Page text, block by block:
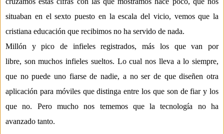
situaban en el sexto puesto en la escala del vicio, vemos que la
cristiana educación que recibimos no ha servido de nada.
Millón y pico de infieles registrados, más los que van por
libre, sonmuchos infieles sueltos. Lo cual nos lleva a lo siempre,
que no puede uno fiarse de nadie, a no ser de que diseñen otra
aplicación para móviles que distinga entre los que son de fiar y los
que no. Pero mucho nos tememos que la tecnología no ha
avanzado tanto.